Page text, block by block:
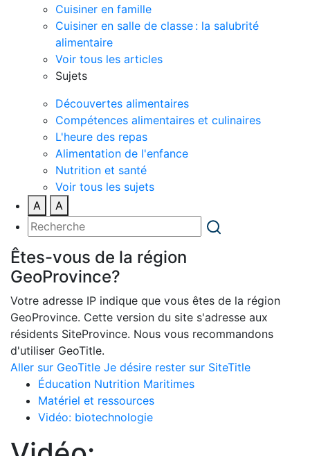
Cuisiner en famille
Cuisiner en salle de classe : la salubrité
alimentaire
Voir tous les articles
Sujets
Découvertes alimentaires
Compétences alimentaires et culinaires
L'heure des repas
Alimentation de l'enfance
Nutrition et santé
Voir tous les sujets
A
A
Êtes-vous de la région
GeoProvince?
Votre adresse IP indique que vous êtes de la région
GeoProvince. Cette version du site s'adresse aux
résidents SiteProvince. Nous vous recommandons
d'utiliser GeoTitle.
Aller sur GeoTitle Je désire rester sur SiteTitle
Éducation Nutrition Maritimes
Matériel et ressources
Vidéo: biotechnologie